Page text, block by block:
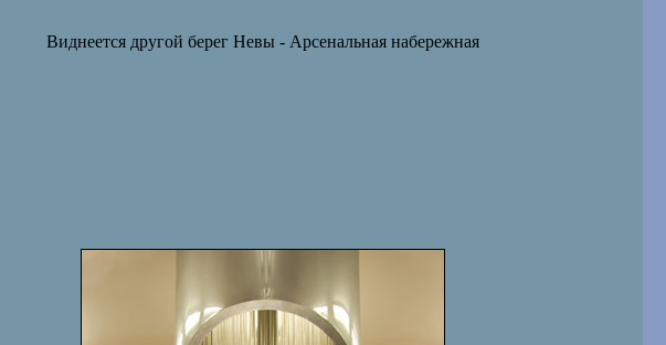
Виднеется другой берег Невы - Арсенальная набережная